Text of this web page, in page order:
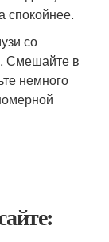
спокойнее.
со
Смешайте в
немного